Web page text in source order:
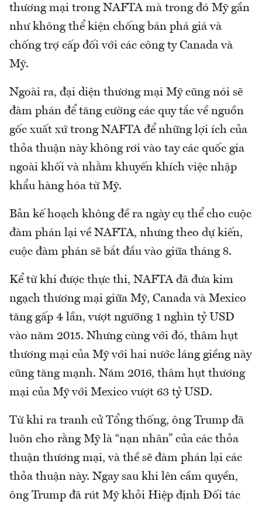
thương mại trong NAFTA mà trong đó Mỹ gần
như không thể kiện chống bán phá giá và
chống trợ cấp đối với các công ty Canada và
Mỹ.
Ngoài ra, đại diện thương mại Mỹ cũng nói sẽ
đàm phán để tăng cường các quy tắc về nguồn
gốc xuất xứ trong NAFTA để những lợi ích của
thỏa thuận này không rơi vào tay các quốc gia
ngoài khối và nhằm khuyến khích việc nhập
khẩu hàng hóa từ Mỹ.
Bản kế hoạch không đề ra ngày cụ thể cho cuộc
đàm phán lại về NAFTA, nhưng theo dự kiến,
cuộc đàm phán sẽ bắt đầu vào giữa tháng 8.
Kể từ khi được thực thi, NAFTA đã đưa kim
ngạch thương mại giữa Mỹ, Canada và Mexico
tăng gấp 4 lần, vượt ngưỡng 1 nghìn tỷ USD
vào năm 2015. Nhưng cùng với đó, thâm hụt
thương mại của Mỹ với hai nước láng giềng này
cũng tăng mạnh. Năm 2016, thâm hụt thương
mại của Mỹ với Mexico vượt 63 tỷ USD.
Từ khi ra tranh cử Tổng thống, ông Trump đã
luôn cho rằng Mỹ là “nạn nhân” của các thỏa
thuận thương mại, và thề sẽ đàm phán lại các
thỏa thuận này. Ngay sau khi lên cầm quyền,
ông Trump đã rút Mỹ khỏi Hiệp định Đối tác